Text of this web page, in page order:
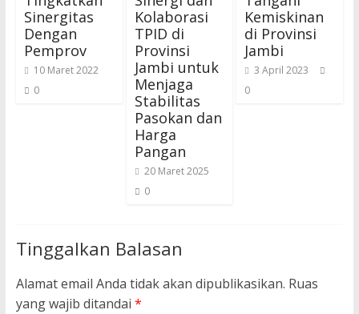
Sinergitas
Dengan
Pemprov
10 Maret 2022
0
Kolaborasi
TPID di
Provinsi
Jambi untuk
Menjaga
Stabilitas
Pasokan dan
Harga
Pangan
20 Maret 2025
0
Kemiskinan
di Provinsi
Jambi
3 April 2023
0
Tinggalkan Balasan
Alamat email Anda tidak akan dipublikasikan. Ruas
yang wajib ditandai *